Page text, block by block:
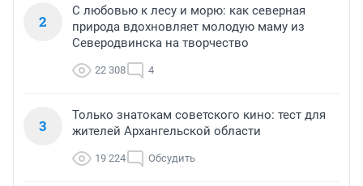
2
С любовью к лесу и морю: как северная
природа вдохновляет молодую маму из
Северодвинска на творчество
22 308 4
3
Только знатокам советского кино: тест для
жителей Архангельской области
19 224 Обсудить